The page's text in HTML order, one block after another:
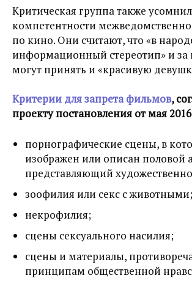
Критическая группа также
компетентности
по кино. Они считают, что «в
информационный стереотип» и
могут принять и «красивую
Критерии для запрета фильмов,
проекту постановления от мая
порнографические сцены, в
изображен или описан половой
представляющий
зоофилия или секс с животными;
некрофилия;
сцены сексуального насилия;
сцены и материалы,
принципам общественной